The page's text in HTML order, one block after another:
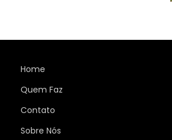
Home
Quem Faz
Contato
Sobre Nós